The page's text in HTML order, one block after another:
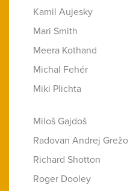
Kamil Aujesky
Mari Smith
Meera Kothand
Michal Fehér
Miki Plichta
Miloš Gajdoš
Radovan Andrej Grežo
Richard Shotton
Roger Dooley